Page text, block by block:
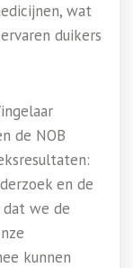
wat
duikers
de NOB
en de
we de
kunnen